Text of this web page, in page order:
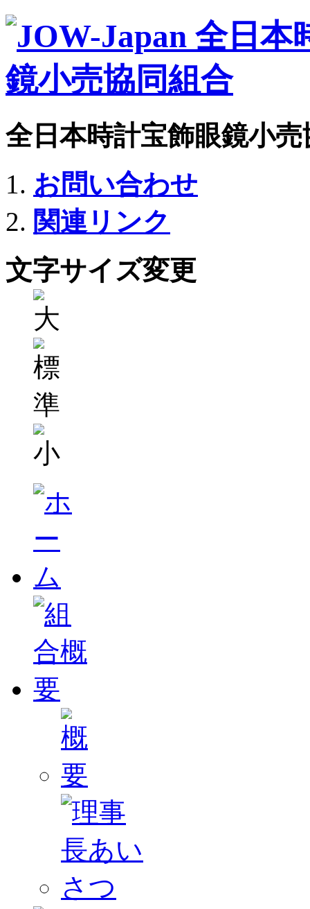
全日本時計宝飾眼鏡小
お問い合わせ
関連リンク
文字サイズ変更